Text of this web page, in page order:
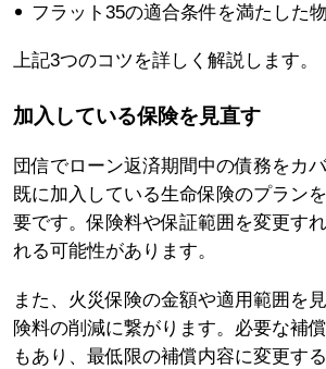
フラット35の適合条件を満たした
上記3つのコツを詳しく解説します。
加入している保険を見直す
団信でローン返済期間中の債務をカ
既に加入している生命保険のプラン
要です。保険料や保証範囲を変更す
れる可能性があります。
また、火災保険の金額や適用範囲を
険料の削減に繋がります。必要な補
もあり、最低限の補償内容に変更す